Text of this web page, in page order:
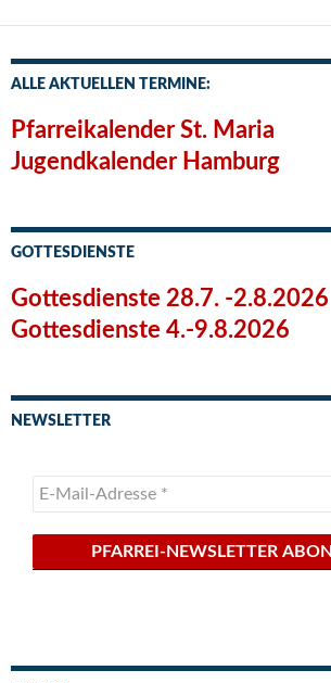
ALLE AKTUELLEN TERMINE:
Pfarreikalender St. Maria
Jugendkalender Hamburg
GOTTESDIENSTE
Gottesdienste 28.7. -2.8.2026
Gottesdienste 4.-9.8.2026
NEWSLETTER